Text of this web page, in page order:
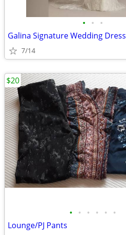
• • •
Galina Signature Wedding Dress
7/14
• • • • • •
Lounge/PJ Pants
$20